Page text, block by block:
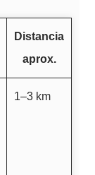
Distancia
aprox.
1–3 km